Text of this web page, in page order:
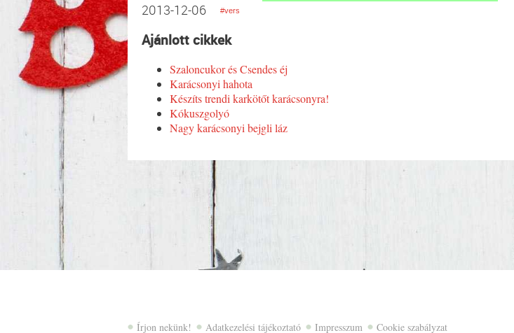
2013-12-06 #vers
Ajánlott cikkek
Szaloncukor és Csendes éj
Karácsonyi hahota
Készíts trendi karkötőt karácsonyra!
Kókuszgolyó
Nagy karácsonyi bejgli láz
Írjon nekünk! Adatkezelési tájékoztató Impresszum Cookie szabályzat